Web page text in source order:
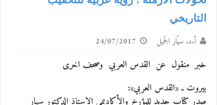
التاريخي
أ.د. سيّار الجَميل 24/07/2017
خبر منقول عن القدس العربي وصحف اخرى
بيروت ـ «القدس العربي»: